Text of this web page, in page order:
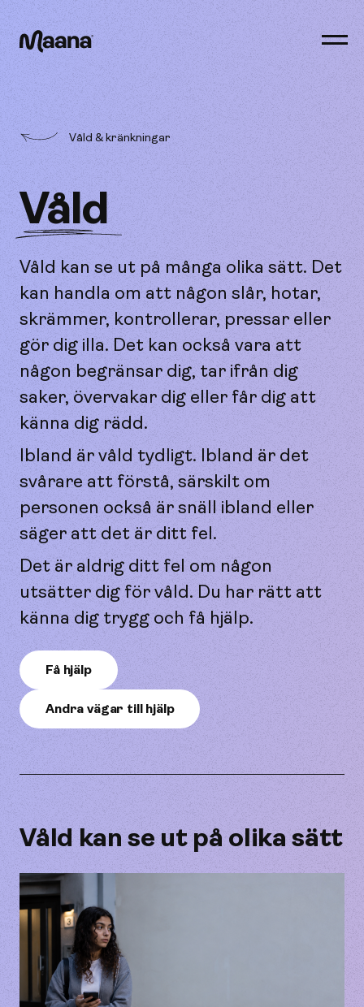
Maana
meny
Våld & kränkningar
Våld
Våld kan se ut på många olika sätt. Det
kan handla om att någon slår, hotar,
skrämmer, kontrollerar, pressar eller
gör dig illa. Det kan också vara att
någon begränsar dig, tar ifrån dig
saker, övervakar dig eller får dig att
känna dig rädd.
Ibland är våld tydligt. Ibland är det
svårare att förstå, särskilt om
personen också är snäll ibland eller
säger att det är ditt fel.
Det är aldrig ditt fel om någon
utsätter dig för våld. Du har rätt att
känna dig trygg och få hjälp.
Få hjälp
Andra vägar till hjälp
Våld kan se ut på olika sätt